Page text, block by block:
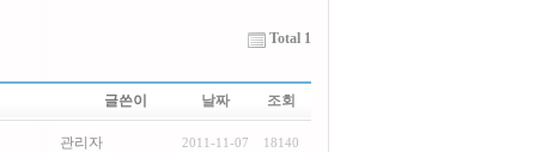
Total 1
글쓴이 날짜 조회
관리자 2011-11-07 18140